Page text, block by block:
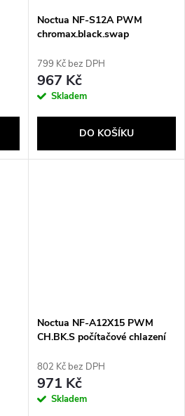
Noctua NF-S12A PWM
chromax.black.swap
cm Černá 1 kusů
799 Kč bez DPH
967 Kč
Skladem
DO KOŠÍKU
Noctua NF-A12X15 PWM
CH.BK.S počítačové chlazení
cm Černá
802 Kč bez DPH
971 Kč
Skladem